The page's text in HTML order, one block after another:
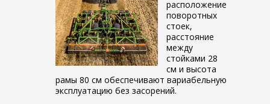
расположение
поворотных
стоек,
расстояние
между
стойками 28
см и высота
рамы 80 см обеспечивают вариабельную
эксплуатацию без засорений.